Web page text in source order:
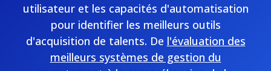
utilisateur et les capacités d'automatisation
pour identifier les meilleurs outils
d'acquisition de talents. De l'évaluation des
meilleurs systèmes de gestion du